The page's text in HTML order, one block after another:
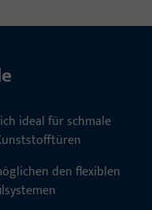
ideal für schmale
den flexiblen